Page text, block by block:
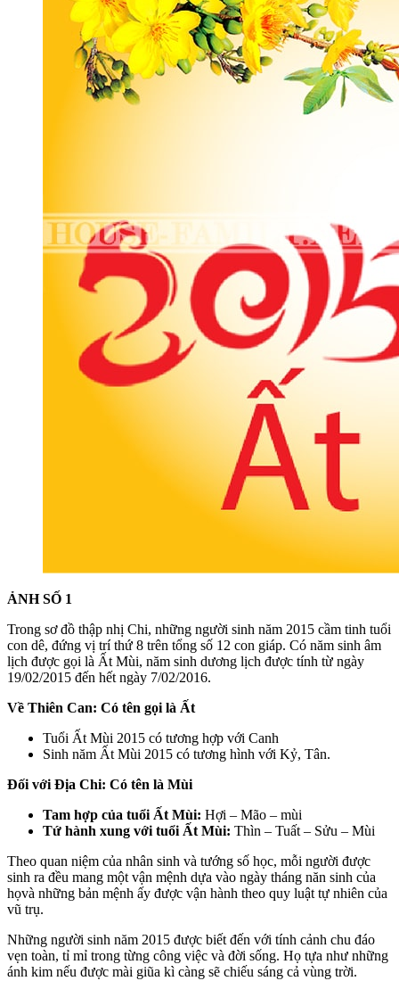
ẢNH SỐ 1
Trong sơ đồ thập nhị Chi, những người sinh năm 2015 cầm tinh tuổi
con dê, đứng vị trí thứ 8 trên tổng số 12 con giáp. Có năm sinh âm
lịch được gọi là Ất Mùi, năm sinh dương lịch được tính từ ngày
19/02/2015 đến hết ngày 7/02/2016.
Về Thiên Can: Có tên gọi là Ất
Tuổi Ất Mùi 2015 có tương hợp với Canh
Sinh năm Ất Mùi 2015 có tương hình với Kỷ, Tân.
Đối với Địa Chi: Có tên là Mùi
Tam hợp của tuổi Ất Mùi: Hợi – Mão – mùi
Tứ hành xung với tuổi Ất Mùi: Thìn – Tuất – Sửu – Mùi
Theo quan niệm của nhân sinh và tướng số học, mỗi người được
sinh ra đều mang một vận mệnh dựa vào ngày tháng năn sinh của
họvà những bản mệnh ấy được vận hành theo quy luật tự nhiên của
vũ trụ.
Những người sinh năm 2015 được biết đến với tính cảnh chu đáo
vẹn toàn, tỉ mỉ trong từng công việc và đời sống. Họ tựa như những
ánh kim nếu được mài giũa kì càng sẽ chiếu sáng cả vùng trời.